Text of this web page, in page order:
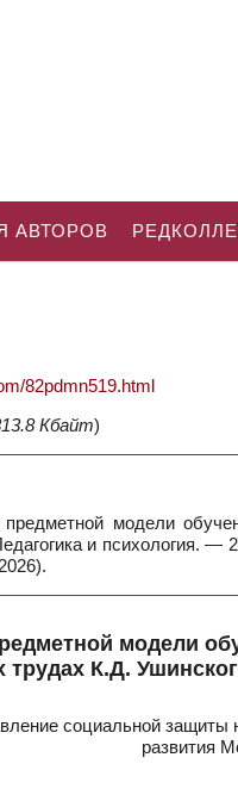
АВТОРОВ
82pdmn519.html
Кбайт)
модели
и
модели
трудах К.Д.
социальной
развития